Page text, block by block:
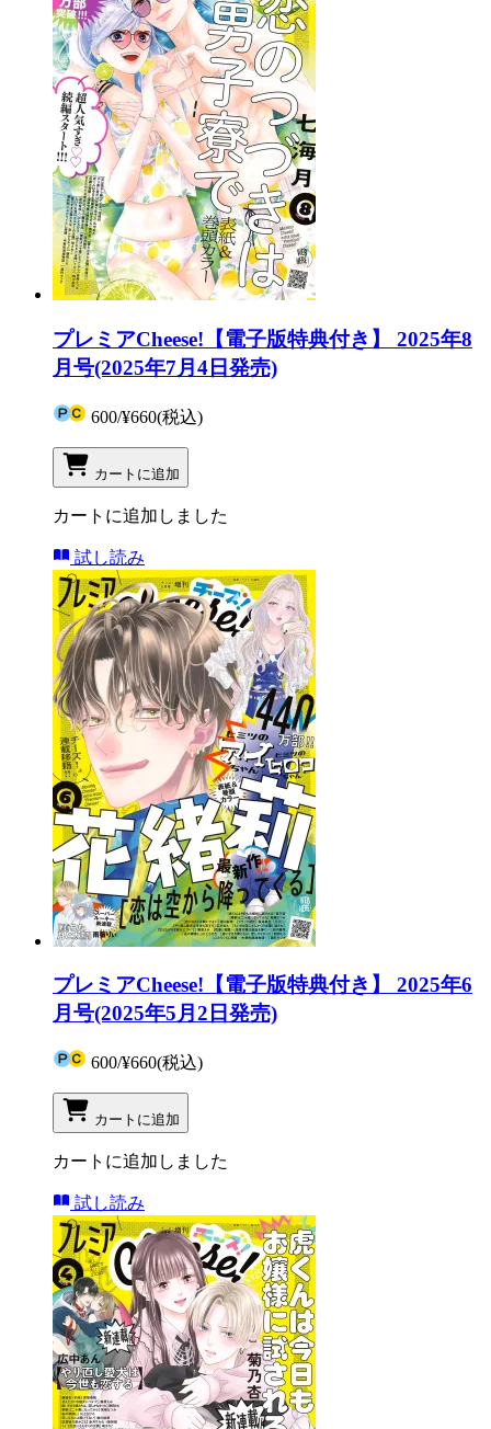
プレミアCheese!【電子版特典付き】 2025年8
月号(2025年7月4日発売)
600/¥660(税込)
カートに追加
カートに追加しました
試し読み
プレミアCheese!【電子版特典付き】 2025年6
月号(2025年5月2日発売)
600/¥660(税込)
カートに追加
カートに追加しました
試し読み